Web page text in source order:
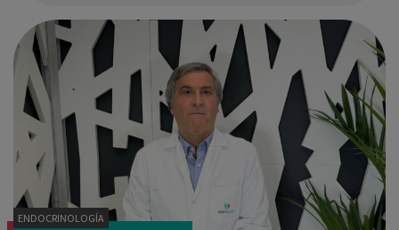
ENDOCRINOLOGÍA